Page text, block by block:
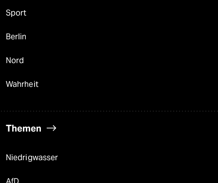
Sport
Berlin
Nord
Wahrheit
Themen
Niedrigwasser